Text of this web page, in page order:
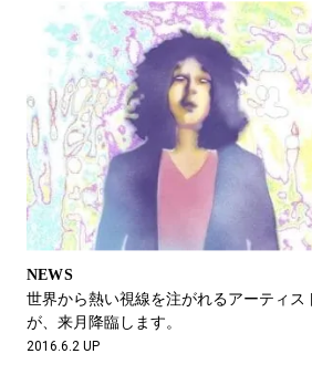
NEWS
世界から熱い視線を注がれるアーティス
が、来月降臨します。
2016.6.2 UP